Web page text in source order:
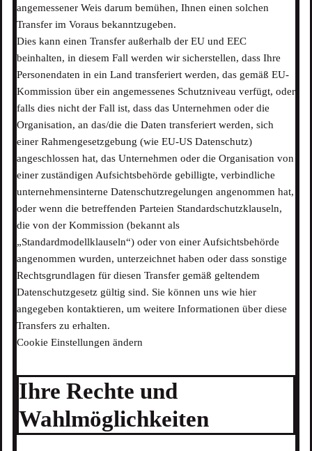
angemessener Weis darum bemühen, Ihnen einen solchen
Transfer im Voraus bekanntzugeben.
Dies kann einen Transfer außerhalb der EU und EEC
beinhalten, in diesem Fall werden wir sicherstellen, dass Ihre
Personendaten in ein Land transferiert werden, das gemäß EU-
Kommission über ein angemessenes Schutzniveau verfügt, oder
falls dies nicht der Fall ist, dass das Unternehmen oder die
Organisation, an das/die die Daten transferiert werden, sich
einer Rahmengesetzgebung (wie EU-US Datenschutz)
angeschlossen hat, das Unternehmen oder die Organisation von
einer zuständigen Aufsichtsbehörde gebilligte, verbindliche
unternehmensinterne Datenschutzregelungen angenommen hat,
oder wenn die betreffenden Parteien Standardschutzklauseln,
die von der Kommission (bekannt als
„Standardmodellklauseln“) oder von einer Aufsichtsbehörde
angenommen wurden, unterzeichnet haben oder dass sonstige
Rechtsgrundlagen für diesen Transfer gemäß geltendem
Datenschutzgesetz gültig sind. Sie können uns wie hier
angegeben kontaktieren, um weitere Informationen über diese
Transfers zu erhalten.
Cookie Einstellungen ändern
Ihre Rechte und
Wahlmöglichkeiten